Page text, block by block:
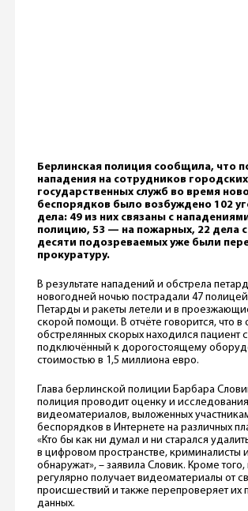
Берлинская полиция сообщила, что
нападения на сотрудников
государственных служб во время
беспорядков было возбуждено 102
дела: 49 из них связаны с
полицию, 53 — на пожарных, 22 дела с
десяти подозреваемых уже были
прокуратуру.
В результате нападений и обстрела
новогодней ночью пострадали 47
Петарды и ракеты летели и в
скорой помощи. В отчёте говорится, что в
обстрелянных скорых находился пациент
подключённый к дорогостоящему
стоимостью в 1,5 миллиона евро.
Глава берлинской полиции Барбара
полиция проводит оценку и исследования
видеоматериалов, выложенных
беспорядков в Интернете на различных
«Кто бы как ни думал и ни старался
в цифровом пространстве, криминалисты
обнаружат», – заявила Словик. Кроме
регулярно получает видеоматериалы от
происшествий и также перепроверяет их
данных.